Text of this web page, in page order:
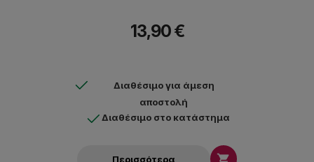
13,90 €
Διαθέσιμο για άμεση
αποστολή
Διαθέσιμο στο κατάστημα
Περισσότερα